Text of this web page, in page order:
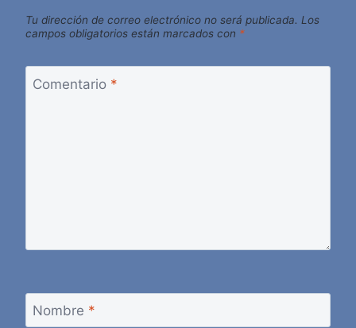
Tu dirección de correo electrónico no será publicada. Los
campos obligatorios están marcados con *
Comentario *
Nombre *